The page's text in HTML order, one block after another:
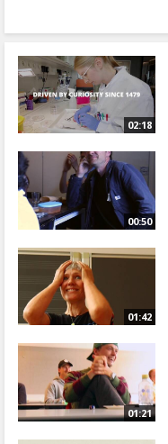
02:18
00:50
01:42
01:21